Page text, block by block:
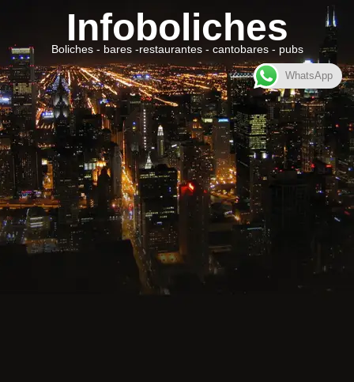
Infoboliches
Boliches - bares -restaurantes - cantobares - pubs
WhatsApp